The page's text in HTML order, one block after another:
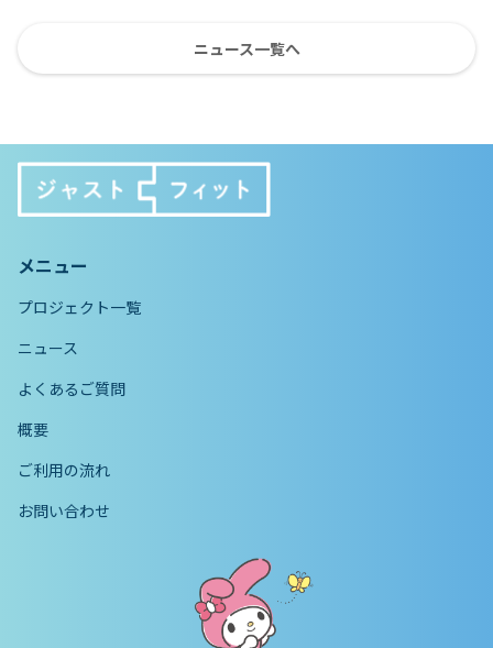
ニュース一覧へ
メニュー
プロジェクト一覧
ニュース
よくあるご質問
概要
ご利用の流れ
お問い合わせ